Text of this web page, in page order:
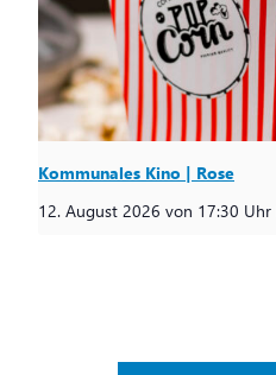
Kommunales Kino | Rose
12. August 2026 von 17:30 Uhr